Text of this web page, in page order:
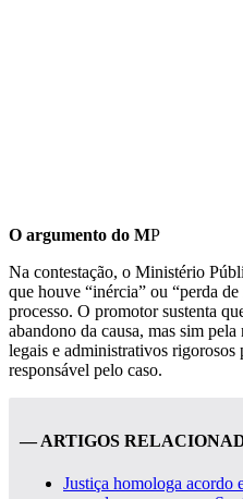
O argumento do MP
Na contestação, o Ministério
que houve “inércia” ou “perda
processo. O promotor sustenta
abandono da causa, mas sim
legais e administrativos rigorosos
responsável pelo caso.
— ARTIGOS
Justiça homologa acordo